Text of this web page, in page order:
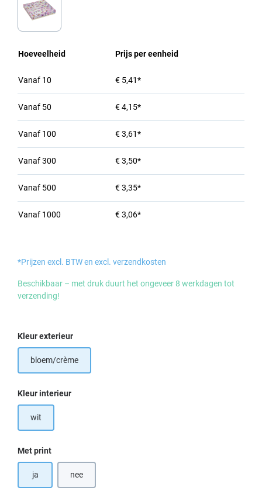
Hoeveelheid Prijs per eenheid
Vanaf 10 € 5,41*
Vanaf 50 € 4,15*
Vanaf 100 € 3,61*
Vanaf300 € 3,50*
Vanaf 500 € 3,35*
Vanaf 1000 € 3,06*
*Prijzen excl. BTW en excl. verzendkosten
Beschikbaar – met druk duurt het ongeveer 8 werkdagen tot
verzending!
Selecteer
Kleur exterieur
bloem/crème
Selecteer
Kleur interieur
wit
Selecteer
Met print
ja nee